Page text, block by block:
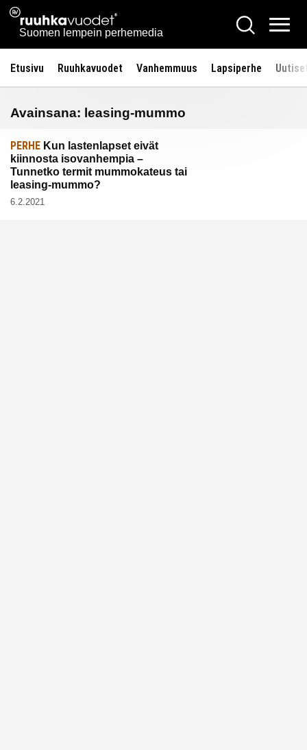
Siirry
sisältöön
Ruuhkavuodet.fi
Suomen lempein perhemedia
Hae
Etusivu Ruuhkavuodet Vanhemmuus Lapsiperhe
Avainsana: leasing-mummo
PERHE Kun lastenlapset eivät
kiinnosta isovanhempia –
Tunnetko termit mummokateus tai
leasing-mummo?
6.2.2021